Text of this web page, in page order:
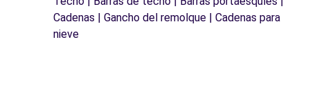
Cadenas | Gancho del remolque | Cadenas para
nieve